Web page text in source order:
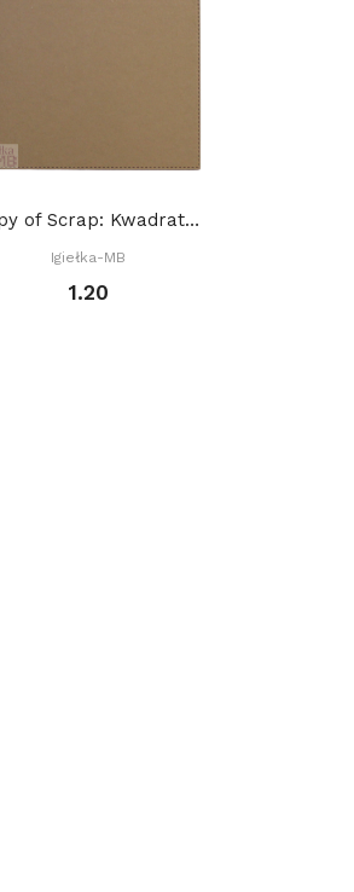
copy of Scrap: Kwadrat z przeszyciami 15,2 x...
Igiełka-MB
1.20